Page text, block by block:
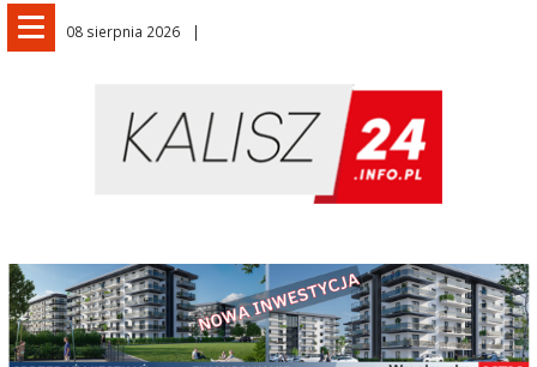
08 sierpnia 2026